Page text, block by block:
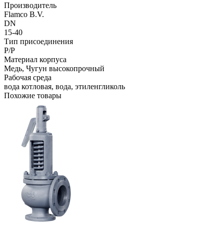
Производитель
Flamco B.V.
DN
15-40
Тип присоединения
Р/Р
Материал корпуса
Медь, Чугун высокопрочный
Рабочая среда
вода котловая, вода, этиленгликоль
Похожие товары